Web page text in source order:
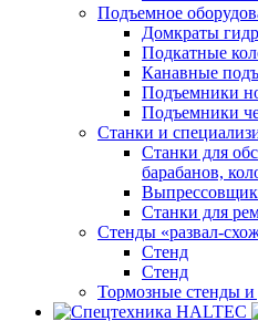
Подъемное
Домкраты
Подкатные
Канавные
Подъемники
Подъемники
Станки и
Станки для
барабанов,
Станки для
Стенды «развал-
Стенд
Стенд
Тормозные стенды и